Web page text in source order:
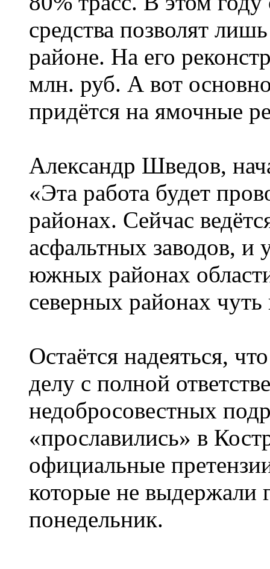
средства позволят
районе. На его
млн. руб. А вот
придётся на ямочные
Александр Шведов,
«Эта работа будет
районах. Сейчас
асфальтных заводов,
южных районах
северных районах
Остаётся надеяться,
делу с полной
недобросовестных
«прославились» в
официальные
которые не выдержали
понедельник.